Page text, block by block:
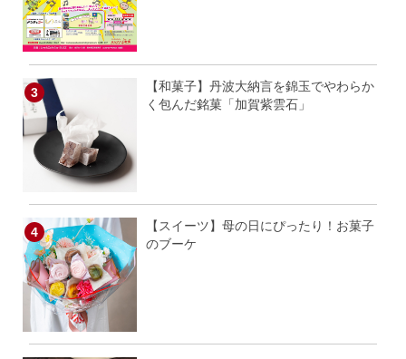
【和菓子】丹波大納言を錦玉でやわらか
く包んだ銘菓「加賀紫雲石」
【スイーツ】母の日にぴったり！お菓子
のブーケ